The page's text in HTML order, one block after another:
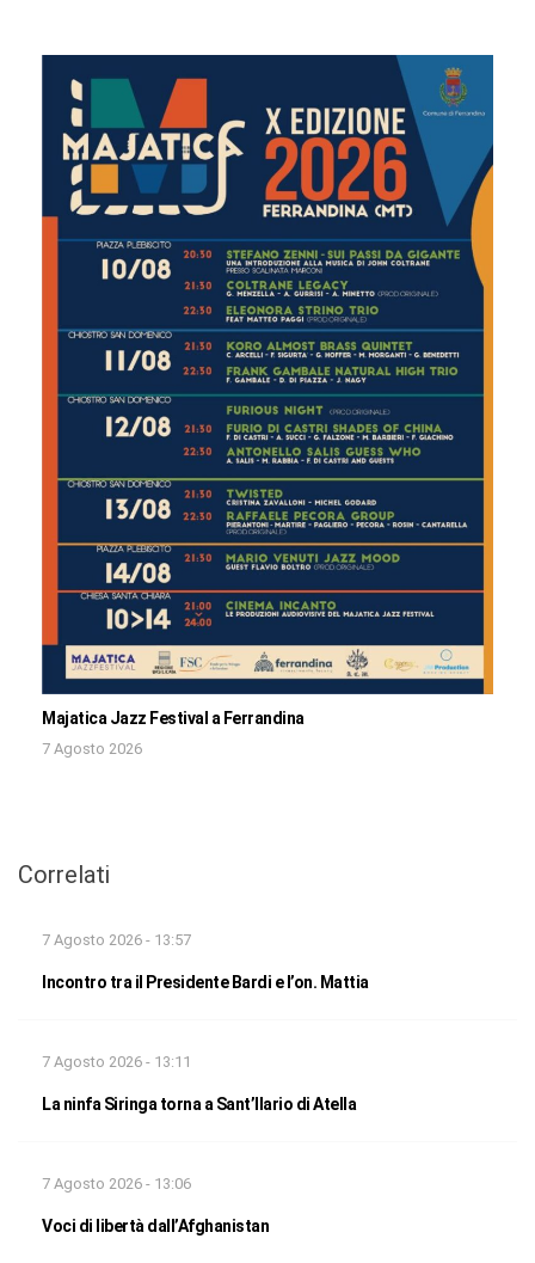
Majatica Jazz Festival a Ferrandina
7 Agosto 2026
Correlati
7 Agosto 2026 - 13:57
Incontro tra il Presidente Bardi e l’on. Mattia
7 Agosto 2026 - 13:11
La ninfa Siringa torna a Sant’Ilario di Atella
7 Agosto 2026 - 13:06
Voci di libertà dall’Afghanistan